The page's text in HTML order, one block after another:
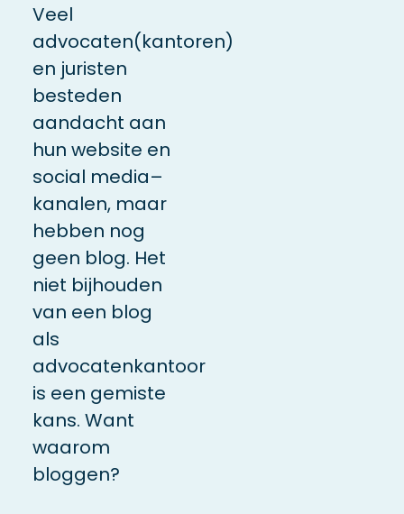
Veel
advocaten(kantoren)
en juristen
besteden
aandacht aan
hun website en
social media–
kanalen, maar
hebben nog
geen blog. Het
niet bijhouden
van een blog
als
advocatenkantoor
is een gemiste
kans. Want
waarom
bloggen?